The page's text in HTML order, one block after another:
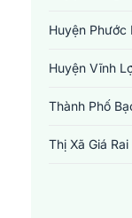
Huyện Phước
Huyện Vĩnh
Thành Phố
Thị Xã Giá Rai